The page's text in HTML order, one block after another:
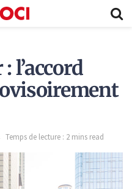
l’accord
Temps de lecture : 2 mins read